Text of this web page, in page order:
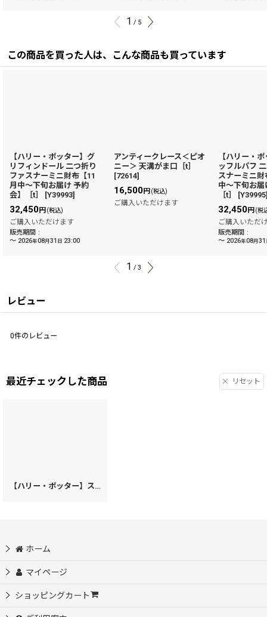
1 / 5
この商品を買った人は、こんな商品も買っています
【ハリー・ポッター】グ
リフィンドール 二つ折り
ファスナーミニ財布【11
月中〜下旬お届け 予約
会】［t］
[Y39993]
32,450円 (税込)
ご購入いただけます
販売期間 :
～ 2026年08月 31 日 23:00
アンティークレース＜ピオ
ニー＞ 天溝がま口［t］
[72614]
16,500円 (税込)
ご購入いただけます
【ハリー・
ッフルパフ
スナーミニ財
中〜下旬お
［t］
[Y39995
32,450円 (税
ご購入いただ
販売期間 :
～ 2026年08月31
1 / 3
レビュー
0件のレビュー
最近チェックした商品 リセット
【ハリー・ポッター】スリザリン 二つ折りファスナーミニ財布【11月中〜下旬お届け 予約会】［t］
ホーム
マイページ
ショッピングカート